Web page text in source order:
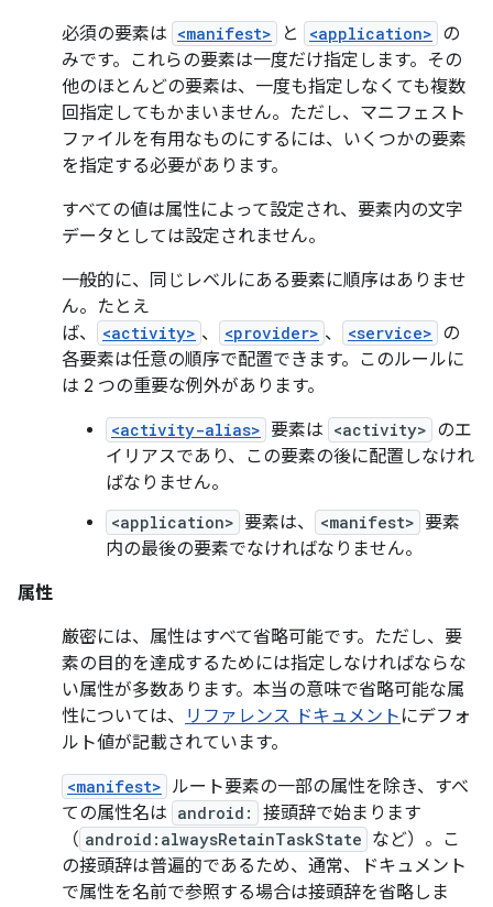
必須の要素は <manifest> と <application> の
みです。これらの要素は一度だけ指定します。その
他のほとんどの要素は、一度も指定しなくても複数
回指定してもかまいません。ただし、マニフェスト
ファイルを有用なものにするには、いくつかの要素
を指定する必要があります。
すべての値は属性によって設定され、要素内の文字
データとしては設定されません。
一般的に、同じレベルにある要素に順序はありませ
ん。たとえ
ば、
<activity> 、 <provider> 、 <service> の
各要素は任意の順序で配置できます。このルールに
は 2 つの重要な例外があります。
<activity-alias> 要素は <activity> のエ
イリアスであり、この要素の後に配置しなけれ
ばなりません。
<application> 要素は、 <manifest> 要素
内の最後の要素でなければなりません。
属性
厳密には、属性はすべて省略可能です。ただし、要
素の目的を達成するためには指定しなければならな
い属性が多数あります。本当の意味で省略可能な属
性については、
リファレンス ドキュメント にデフォ
ルト値が記載されています。
<manifest> ルート要素の一部の属性を除き、すべ
ての属性名は android:
接頭辞で始まります
（ android:alwaysRetainTaskState など）。こ
の接頭辞は普遍的であるため、通常、ドキュメント
で属性を名前で参照する場合は接頭辞を省略しま